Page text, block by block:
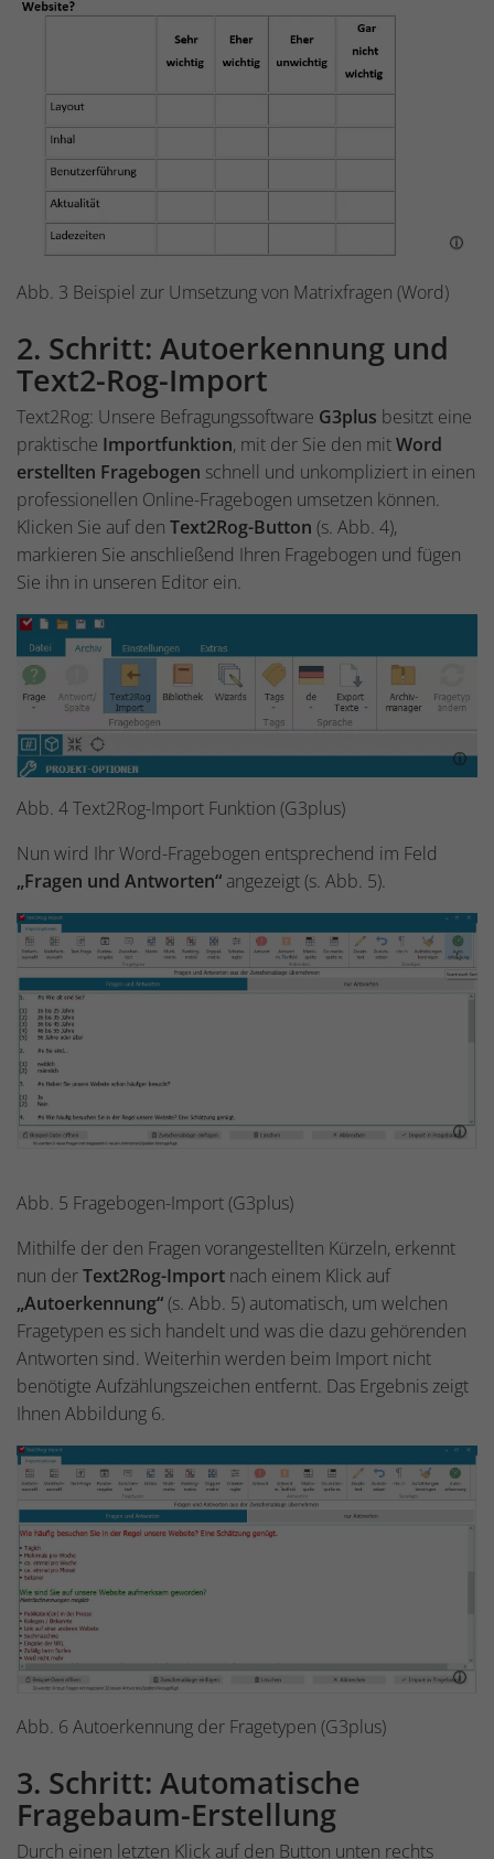
Abb. 3 Beispiel zur Umsetzung von Matrixfragen (Word)
2. Schritt: Autoerkennung und
Text2-Rog-Import
Text2Rog: Unsere Befragungssoftware G3plus besitzt eine
praktische Importfunktion, mit der Sie den mitWord
erstellten Fragebogen schnell und unkompliziert in einen
professionellen Online-Fragebogen umsetzen können.
Klicken Sie auf den Text2Rog-Button (s. Abb. 4),
markieren Sie anschließend Ihren Fragebogen und fügen
Sie ihn in unseren Editor ein.
Abb. 4 Text2Rog-Import Funktion (G3plus)
Nun wird Ihr Word-Fragebogen entsprechend im Feld
„Fragen und Antworten“ angezeigt (s. Abb. 5).
Abb. 5 Fragebogen-Import (G3plus)
Mithilfe der den Fragen vorangestellten Kürzeln, erkennt
nun derText2Rog-Import nach einem Klick auf
„Autoerkennung“(s. Abb. 5) automatisch, um welchen
Fragetypen es sich handelt und was die dazu gehörenden
Antworten sind. Weiterhin werden beim Import nicht
benötigte Aufzählungszeichen entfernt. Das Ergebnis zeigt
Ihnen Abbildung 6.
Abb. 6 Autoerkennung der Fragetypen (G3plus)
3. Schritt: Automatische
Fragebaum-Erstellung
Durch einen letzten Klick auf den Button unten rechts